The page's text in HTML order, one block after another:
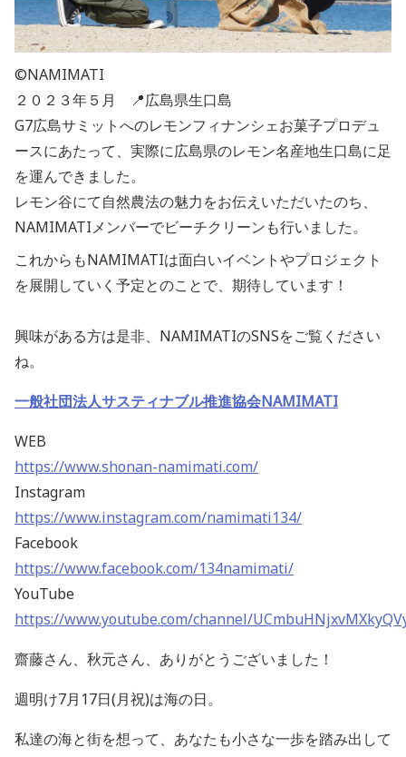
©NAMIMATI
２０２３年５月 📍広島県生口島
G7広島サミットへのレモンフィナンシェお菓子プロデュ
ースにあたって、実際に広島県のレモン名産地生口島に足
を運んできました。
レモン谷にて自然農法の魅力をお伝えいただいたのち、
NAMIMATIメンバーでビーチクリーンも行いました。
これからもNAMIMATIは面白いイベントやプロジェクト
を展開していく予定とのことで、期待しています！
興味がある方は是非、NAMIMATIのSNSをご覧ください
ね。
一般社団法人サスティナブル推進協会NAMIMATI
WEB
https://www.shonan-namimati.com/
Instagram
https://www.instagram.com/namimati134/
Facebook
https://www.facebook.com/134namimati/
YouTube
https://www.youtube.com/channel/
齋藤さん、秋元さん、ありがとうございました！
週明け7月17日(月祝)は海の日。
私達の海と街を想って、あなたも小さな一歩を踏み出して